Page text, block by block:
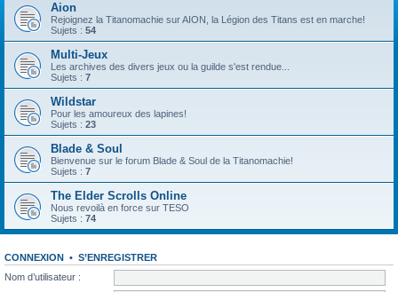
Aion
Rejoignez la Titanomachie sur AION, la Légion des Titans est en marche!
Sujets : 54
Multi-Jeux
Les archives des divers jeux ou la guilde s'est rendue...
Sujets : 7
Wildstar
Pour les amoureux des lapines!
Sujets : 23
Blade & Soul
Bienvenue sur le forum Blade & Soul de la Titanomachie!
Sujets : 7
The Elder Scrolls Online
Nous revoilà en force sur TESO
Sujets : 74
CONNEXION • S’ENREGISTRER
Nom d’utilisateur :